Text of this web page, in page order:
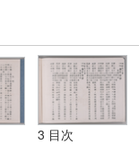
3 目次